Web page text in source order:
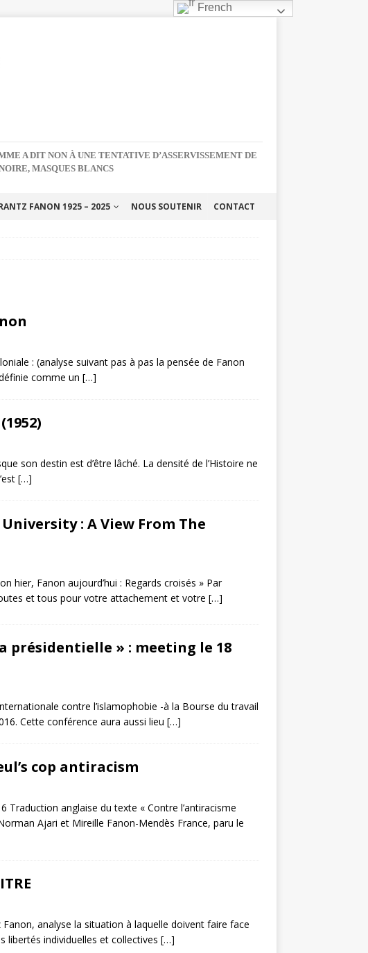
A DIT NON À UNE TENTATIVE D’ASSERVISSEMENT DE
MASQUES BLANCS
FANON 1925 – 2025 NOUS SOUTENIR CONTACT
: (analyse suivant pas à pas la pensée de Fanon
comme un […]
son destin est d’être lâché. La densité de l’Histoire ne
[…]
: A View From The
hier, Fanon aujourd’hui : Regards croisés » Par
et tous pour votre attachement et votre […]
présidentielle » : meeting le 18
contre l’islamophobie -à la Bourse du travail
Cette conférence aura aussi lieu […]
cop antiracism
Traduction anglaise du texte « Contre l’antiracisme
Ajari et Mireille Fanon-Mendès France, paru le
analyse la situation à laquelle doivent faire face
libertés individuelles et collectives […]
French